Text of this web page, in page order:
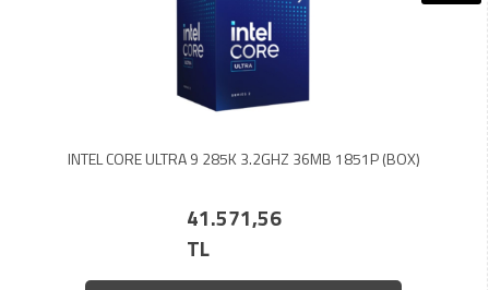
INTEL CORE ULTRA 9 285K 3.2GHZ 36MB 1851P (BOX)
41.571,56
TL